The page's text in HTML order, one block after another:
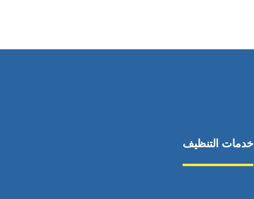
خدمات التنظيف